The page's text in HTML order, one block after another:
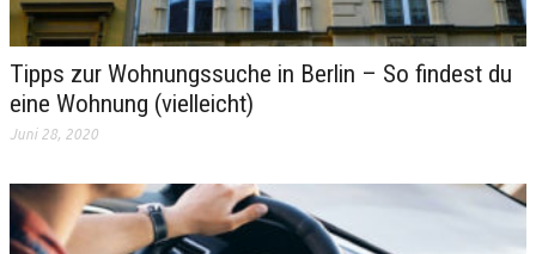
Tipps zur Wohnungssuche in Berlin – So findest du
eine Wohnung (vielleicht)
Juni 28, 2020